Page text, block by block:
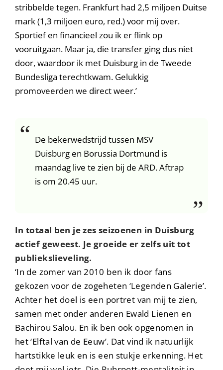
stribbelde tegen. Frankfurt had 2,5 miljoen Duitse
mark (1,3 miljoen euro, red.) voor mij over.
Sportief en financieel zou ik er flink op
vooruitgaan. Maar ja, die transfer ging dus niet
door, waardoor ik met Duisburg in de Tweede
Bundesliga terechtkwam. Gelukkig
promoveerden we direct weer.’
De bekerwedstrijd tussen MSV
Duisburg en Borussia Dortmund is
maandag live te zien bij de ARD. Aftrap
is om 20.45 uur.
In totaal ben je zes seizoenen in Duisburg
actief geweest. Je groeide er zelfs uit tot
publiekslieveling.
‘In de zomer van 2010 ben ik door fans
gekozen voor de zogeheten ‘Legenden Galerie’.
Achter het doel is een portret van mij te zien,
samen met onder anderen Ewald Lienen en
Bachirou Salou. En ik ben ook opgenomen in
het ‘Elftal van de Eeuw’. Dat vind ik natuurlijk
hartstikke leuk en is een stukje erkenning. Het